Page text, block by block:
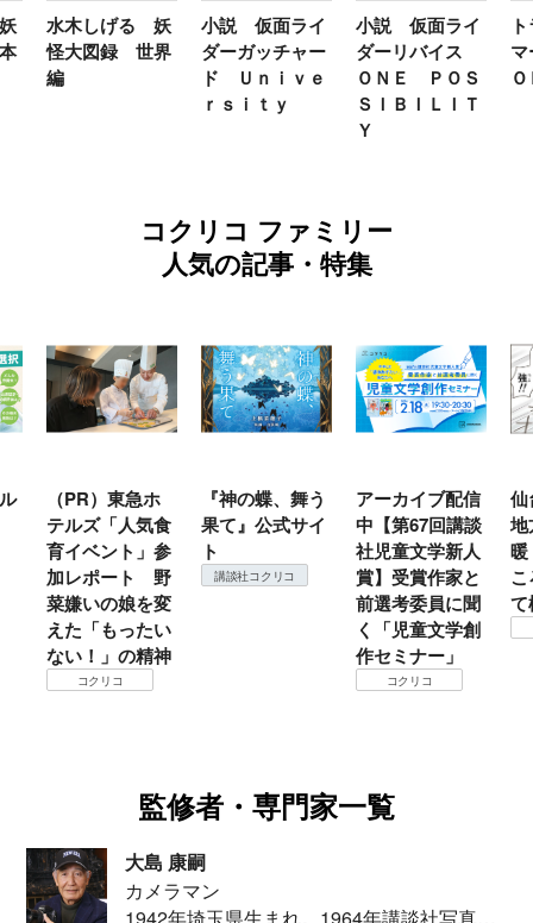
水木しげる 妖
怪大図録 世界
編
小説 仮面ライ
ダーガッチャー
ド Ｕｎｉｖｅ
ｒｓｉｔｙ
小説 仮面ライ
ダーリバイス
ＯＮＥ ＰＯＳ
ＳＩＢＩＬＩＴ
Ｙ
コクリコ ファミリー
人気の記事・特集
（PR）東急ホ
テルズ「人気食
育イベント」参
加レポート 野
菜嫌いの娘を変
えた「もったい
ない！」の精神
コクリコ
『神の蝶、舞う
果て』公式サイ
ト
講談社コクリコ
アーカイブ配信
中【第67回講談
社児童文学新人
賞】受賞作家と
前選考委員に聞
く「児童文学創
作セミナー」
コクリコ
仙
地
て
監修者・専門家一覧
大島 康嗣
カメラマン